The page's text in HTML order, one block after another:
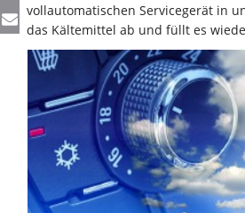
vollautomatischen Servicegerät in
das Kältemittel ab und füllt es